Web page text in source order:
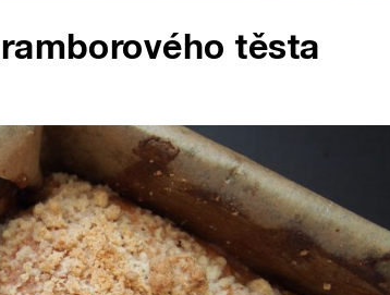
těsta